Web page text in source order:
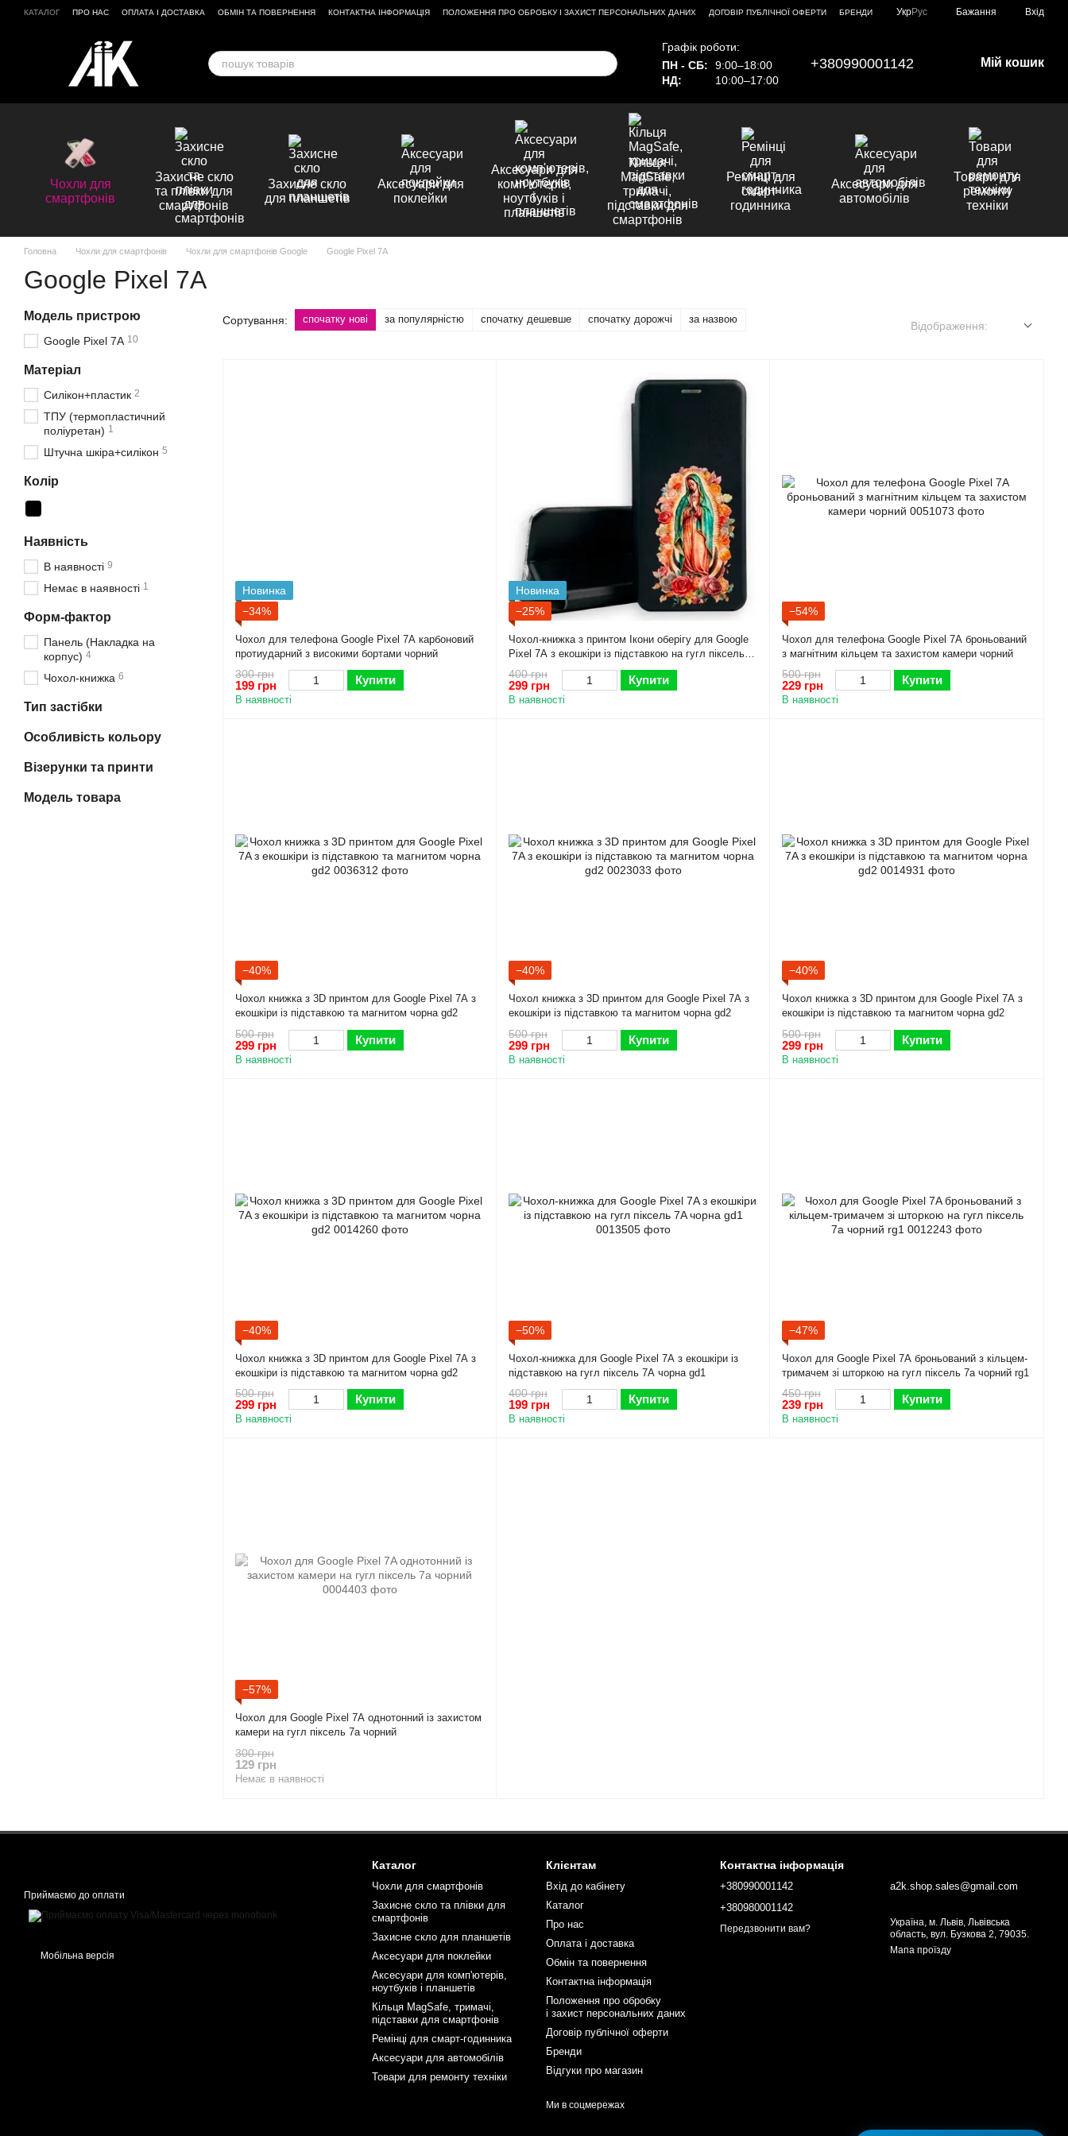
Перейти до основного контенту
КАТАЛОГ ПРО НАС ОПЛАТА І ДОСТАВКА ОБМІН ТА ПОВЕРНЕННЯ КОНТАКТНА ІНФОРМАЦІЯ ПОЛОЖЕННЯ ПРО ОБРОБКУ І ЗАХИСТ ПЕРСОНАЛЬНИХ ДАНИХ ДОГОВІР ПУБЛІЧНОЇ ОФЕРТИ
БРЕНДИ
УкрРус Бажання Вхід
Графік роботи:
ПН - СБ:
9:00–18:00
НД:
10:00–17:00
+380990001142 Мій кошик
Чохли для
смартфонів
Захисне скло
та плівки для
смартфонів
Захисне скло
для планшетів
Аксесуари для
поклейки
Аксесуари для
комп'ютерів,
ноутбуків і
планшетів
Кільця
MagSafe,
тримачі,
підставки для
смартфонів
Ремінці для
смарт-
годинника
Аксесуари для
автомобілів
Товари для
ремонту
техніки
Головна Чохли для смартфонів Чохли для смартфонів Google Google Pixel 7A
Google Pixel 7A
Сортування: спочатку нові за популярністю спочатку дешевше спочатку дорожчі за назвою
Відображення:
Новинка
−34%
Чохол для телефона Google Pixel 7A карбоновий
протиударний з високими бортами чорний
300 грн
199 грн Купити
В наявності
Новинка
−25%
Чохол-книжка з принтом Ікони оберігу для Google
Pixel 7A з екошкіри із підставкою на гугл піксель
7A чорна gd1
400 грн
299 грн Купити
В наявності
−54%
Чохол для телефона Google Pixel 7A броньований
з магнітним кільцем та захистом камери чорний
500 грн
229 грн Купити
В наявності
−40%
Чохол книжка з 3D принтом для Google Pixel 7A з
екошкіри із підставкою та магнитом чорна gd2
500 грн
299 грн Купити
В наявності
−40%
Чохол книжка з 3D принтом для Google Pixel 7A з
екошкіри із підставкою та магнитом чорна gd2
500 грн
299 грн Купити
В наявності
−40%
Чохол книжка з 3D принтом для Google Pixel 7A з
екошкіри із підставкою та магнитом чорна gd2
500 грн
299 грн Купити
В наявності
−40%
Чохол книжка з 3D принтом для Google Pixel 7A з
екошкіри із підставкою та магнитом чорна gd2
500 грн
299 грн Купити
В наявності
−50%
Чохол-книжка для Google Pixel 7A з екошкіри із
підставкою на гугл піксель 7A чорна gd1
400 грн
199 грн Купити
В наявності
−47%
Чохол для Google Pixel 7A броньований з кільцем-
тримачем зі шторкою на гугл піксель 7а чорний rg1
450 грн
239 грн Купити
В наявності
−57%
Чохол для Google Pixel 7A однотонний із захистом
камери на гугл піксель 7а чорний
300 грн
129 грн
Немає в наявності
Модель пристрою
Google Pixel 7A 10
Матеріал
Силікон+пластик 2
ТПУ (термопластичний
поліуретан) 1
Штучна шкіра+силікон 5
Колір
Наявність
В наявності 9
Немає в наявності 1
Форм-фактор
Панель (Накладка на
корпус) 4
Чохол-книжка 6
Тип застібки
Особливість кольору
Візерунки та принти
Модель товара
Приймаємо до оплати
Мобільна версія
Каталог
Чохли для смартфонів
Захисне скло та плівки для
смартфонів
Захисне скло для планшетів
Аксесуари для поклейки
Аксесуари для комп'ютерів,
ноутбуків і планшетів
Кільця MagSafe, тримачі,
підставки для смартфонів
Ремінці для смарт-годинника
Аксесуари для автомобілів
Товари для ремонту техніки
Клієнтам
Вхід до кабінету
Каталог
Про нас
Оплата і доставка
Обмін та повернення
Контактна інформація
Положення про обробку
і захист персональних даних
Договір публічної оферти
Бренди
Відгуки про магазин
Ми в соцмережах
Контактна інформація
+380990001142
+380980001142
Передзвонити вам?
a2k.shop.sales@gmail.com
Україна, м. Львів, Львівська
область, вул. Бузкова 2, 79035.
Мапа проїзду